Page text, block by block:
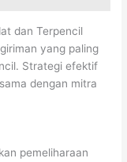
dan Terpencil
yang paling
Strategi efektif
dengan mitra
pemeliharaan